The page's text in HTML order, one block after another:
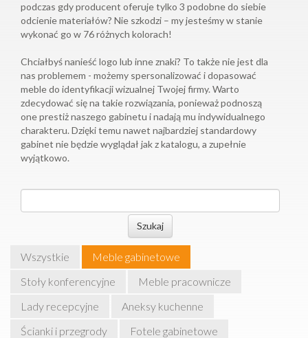
podczas gdy producent oferuje tylko 3 podobne do siebie
odcienie materiałów? Nie szkodzi – my jesteśmy w stanie
wykonać go w 76 różnych kolorach!
Chciałbyś nanieść logo lub inne znaki? To także nie jest dla
nas problemem - możemy spersonalizować i dopasować
meble do identyfikacji wizualnej Twojej firmy. Warto
zdecydować się na takie rozwiązania, ponieważ podnoszą
one prestiż naszego gabinetu i nadają mu indywidualnego
charakteru. Dzięki temu nawet najbardziej standardowy
gabinet nie będzie wyglądał jak z katalogu, a zupełnie
wyjątkowo.
Szukaj
Wszystkie
Meble gabinetowe
Stoły konferencyjne
Meble pracownicze
Lady recepcyjne
Aneksy kuchenne
Ścianki i przegrody
Fotele gabinetowe